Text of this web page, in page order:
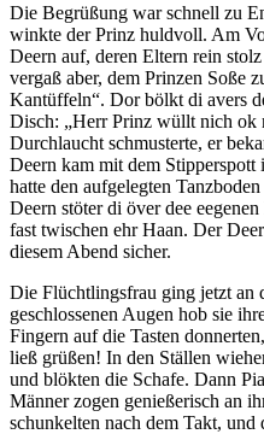
Die Begrüßung war schnell zu
winkte der Prinz huldvoll. Am
Deern auf, deren Eltern rein
vergaß aber, dem Prinzen Soße
Kantüffeln . Dor bölkt di avers
Disch:
Herr Prinz wüllt nich ok
Durchlaucht schmusterte, er
Deern kam mit dem
hatte den aufgelegten
Deern stöter di över dee
fast twischen ehr Haan. Der
diesem Abend sicher.
Die Flüchtlingsfrau ging jetzt an
geschlossenen Augen hob sie
Fingern auf die Tasten
ließ grüßen! In den Ställen
und blökten die Schafe. Dann
Männer zogen genießerisch an
schunkelten nach dem Takt,